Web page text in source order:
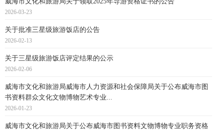
2026-03-23
关于批准三星级旅游饭店的公告
2026-02-13
关于三星级旅游饭店评定结果的公示
2026-02-06
威海市文化和旅游局威海市人力资源和社会保障局关于公布威海市图
书资料群众文化文物博物艺术专业...
2026-01-23
威海市文化和旅游局关于公布威海市图书资料文物博物专业职务资格